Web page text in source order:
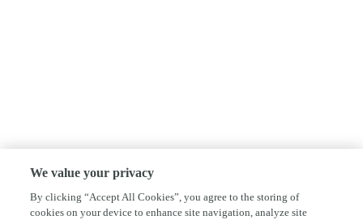
We value your privacy
By clicking “Accept All Cookies”, you agree to the storing of
cookies on your device to enhance site navigation, analyze site